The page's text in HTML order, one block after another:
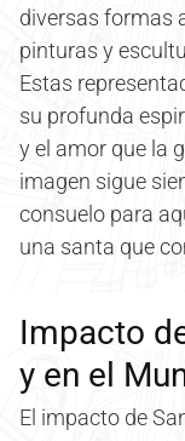
diversas formas
pinturas y
Estas
su profunda
y el amor que la
imagen sigue
consuelo para
una santa que
Impacto
y en el
El impacto de